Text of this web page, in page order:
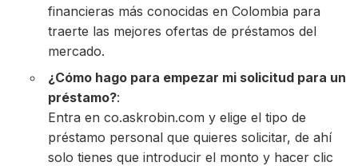
financieras más conocidas en Colombia para
traerte las mejores ofertas de préstamos del
mercado.
¿Cómo hago para empezar mi solicitud para un
préstamo?:
Entra en co.askrobin.com y elige el tipo de
préstamo personal que quieres solicitar, de ahí
solo tienes que introducir el monto y hacer clic